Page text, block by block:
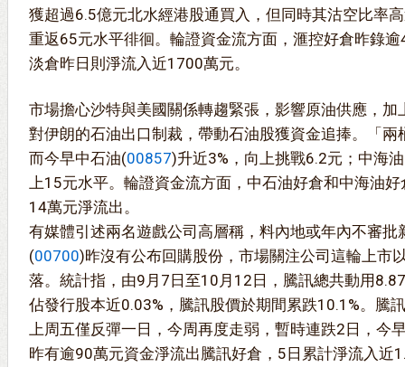
獲超過6.5億元北水經港股通買入，但同時其沽空比率
重返65元水平徘徊。輪證資金流方面，滙控好倉昨錄
淡倉昨日則淨流入近1700萬元。
市場擔心沙特與美國關係轉趨緊張，影響原油供應，
對伊朗的石油出口制裁，帶動石油股獲資金追捧。「兩
而今早中石油(00857)升近3%，向上挑戰6.2元；中海
上15元水平。輪證資金流方面，中石油好倉和中海油
14萬元淨流出。
有媒體引述兩名遊戲公司高層稱，料內地或年內不審批
(00700)昨沒有公布回購股份，市場關注公司這輪上市
落。統計指，由9月7日至10月12日，騰訊總共動用
佔發行股本近0.03%，騰訊股價於期間累跌10.1%。騰
上周五僅反彈一日，今周再度走弱，暫時連跌2日，今
昨有逾90萬元資金淨流出騰訊好倉，5日累計淨流入近